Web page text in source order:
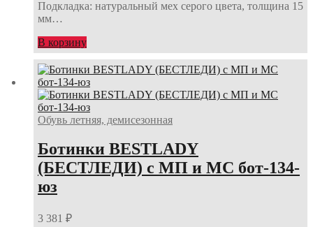
Подкладка: натуральный мех серого цвета, толщина 15
мм…
В корзину
Обувь летняя, демисезонная
Ботинки BESTLADY
(БЕСТЛЕДИ) с МП и МС бот-134-
юз
3 381 ₽